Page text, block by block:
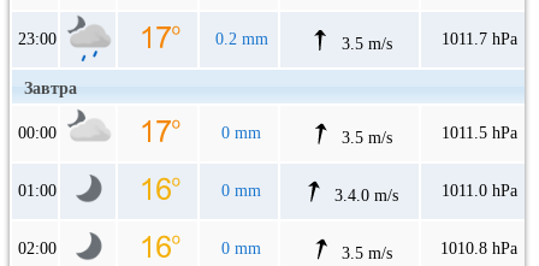
23:00 0.2 mm 3.5 m/s 1011.7 hPa
Завтра
00:00 0 mm 3.5 m/s 1011.5 hPa
01:00 0 mm 3.4.0 m/s 1011.0 hPa
02:00 0 mm 3.5 m/s 1010.8 hPa